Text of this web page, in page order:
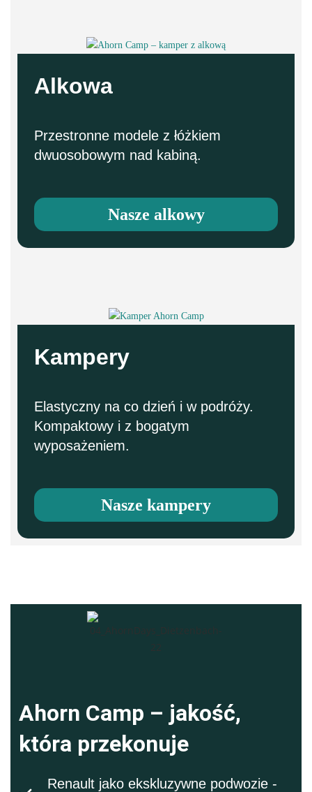
Alkowa
Przestronne modele z łóżkiem
dwuosobowym nad kabiną.
Nasze alkowy
Kampery
Elastyczny na co dzień i w podróży.
Kompaktowy i z bogatym
wyposażeniem.
Nasze kampery
Ahorn Camp – jakość,
która przekonuje
Renault jako ekskluzywne podwozie -